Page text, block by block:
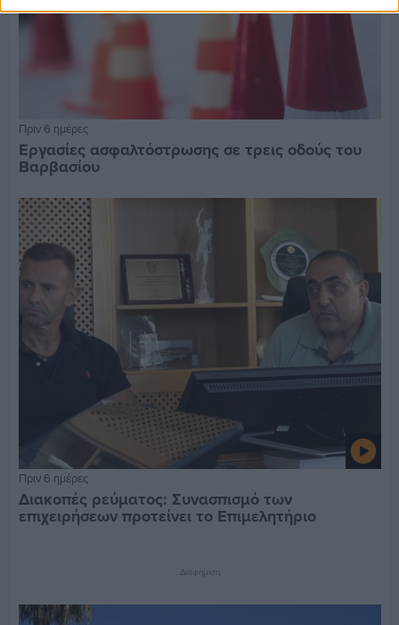
Πριν 6 ημέρες
Εργασίες ασφαλτόστρωσης σε τρεις οδούς του
Βαρβασίου
Πριν 6 ημέρες
Διακοπές ρεύματος: Συνασπισμό των
επιχειρήσεων προτείνει το Επιμελητήριο
Διαφήμιση